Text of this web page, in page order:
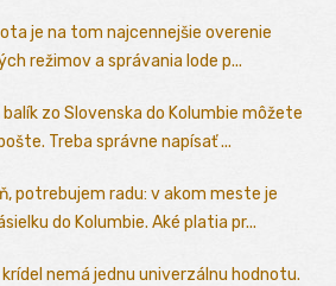
je na tom najcennejšie overenie
režimov a správania lode p...
balík zo Slovenska do Kolumbie môžete
Treba správne napísať ...
potrebujem radu: v akom meste je
do Kolumbie. Aké platia pr...
nemá jednu univerzálnu hodnotu.